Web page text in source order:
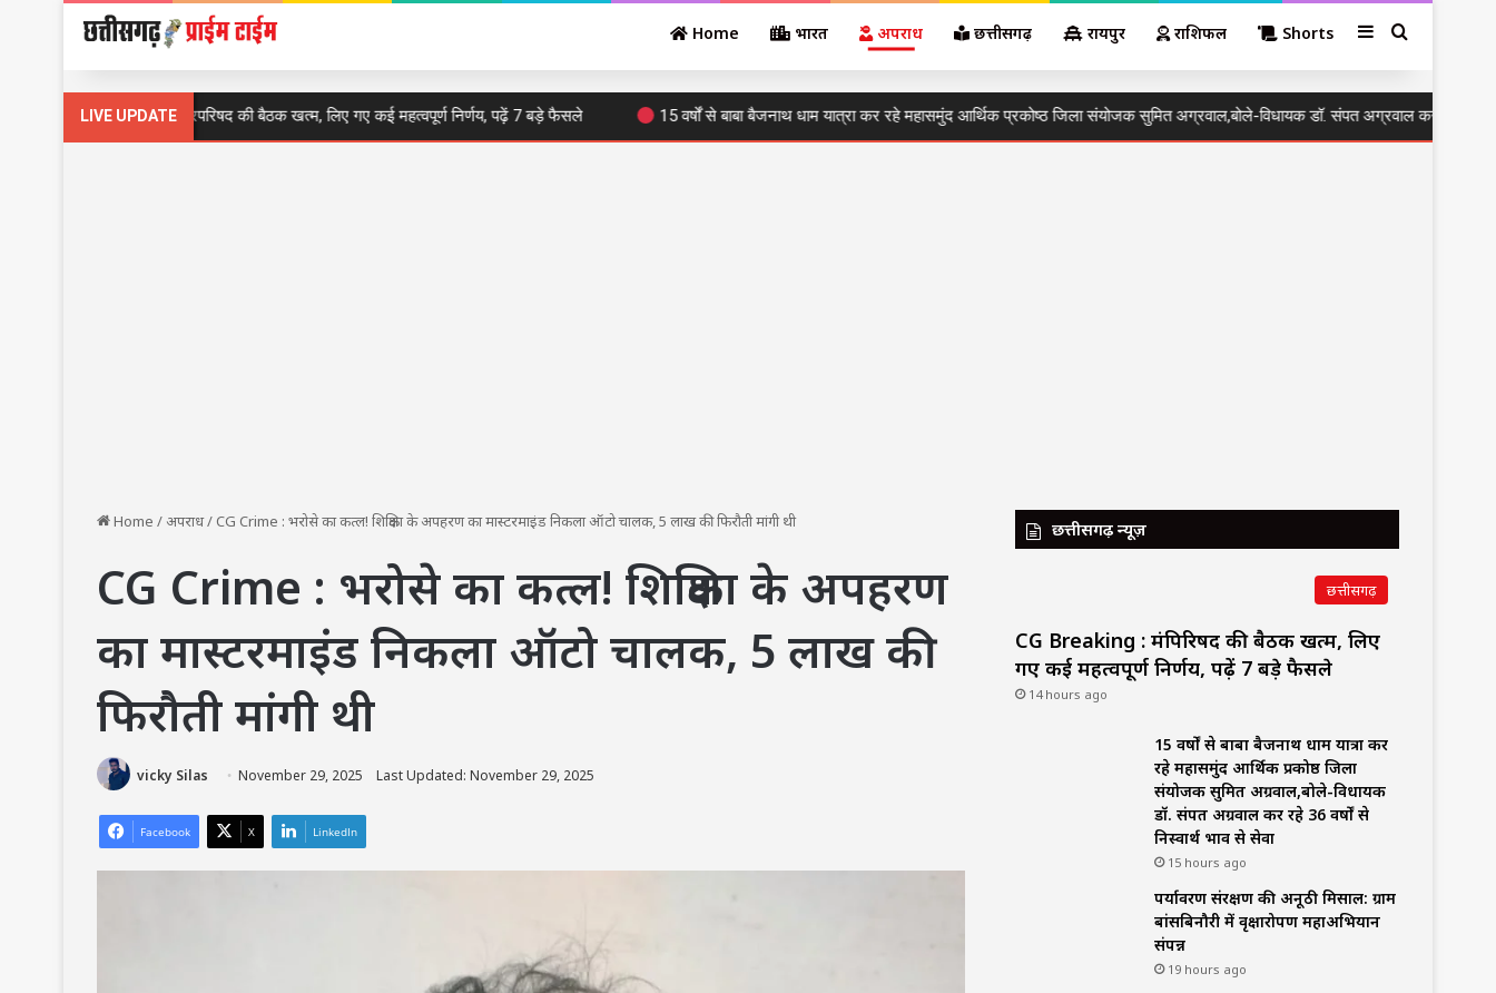
Home भारत अपराध छत्तीसगढ़ रायपुर राशिफल Shorts SidebarSearch for
LIVE UPDATE
CG Breaking : मंत्रिपरिषद की बैठक खत्म, लिए गए कई महत्वपूर्ण निर्णय, पढ़ें 7 बड़े फैसले 15 वर्षों से बाबा बैजनाथ धाम यात्रा कर रहे महासमुंद आर्थिक प्रकोष्ठ जिला संयोजक सुमित अग्रवाल,बोले-विधायक डॉ. संपत अग्रवाल कर रहे 36 वर्षों से
Home / अपराध/CG Crime : भरोसे का कत्ल! शिक्षिका के अपहरण का मास्टरमाइंड निकला ऑटो चालक, 5 लाख की फिरौती मांगी थी
CG Crime : भरोसे का कत्ल! शिक्षिका के अपहरण
का मास्टरमाइंड निकला ऑटो चालक, 5 लाख की
फिरौती मांगी थी
vicky Silas November 29, 2025 Last Updated: November 29, 2025
Facebook X LinkedIn
छत्तीसगढ़ न्यूज़
छत्तीसगढ़
CG Breaking : मंत्रिपरिषद की बैठक खत्म, लिए
गए कई महत्वपूर्ण निर्णय, पढ़ें 7 बड़े फैसले
14 hours ago
15 वर्षों से बाबा बैजनाथ धाम यात्रा कर
रहे महासमुंद आर्थिक प्रकोष्ठ जिला
संयोजक सुमित अग्रवाल,बोले-विधायक
डॉ. संपत अग्रवाल कर रहे 36 वर्षों से
निस्वार्थ भाव से सेवा
15 hours ago
पर्यावरण संरक्षण की अनूठी मिसाल: ग्राम
बांसबिनौरी में वृक्षारोपण महाअभियान
संपन्न
19 hours ago